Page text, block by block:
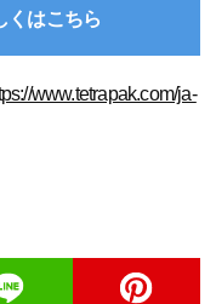
くはこちら
www.tetrapak.com/ja-